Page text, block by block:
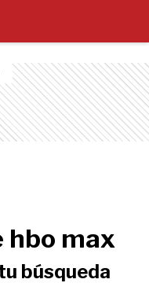
hbo max
búsqueda